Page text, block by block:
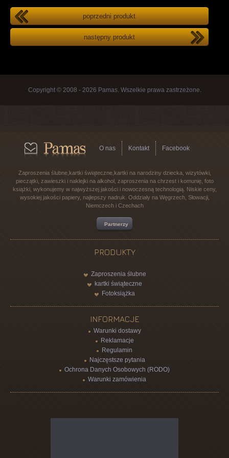
poprzedni produkt
następny produkt
Copyright © 2008 - 2026 Pamas. Wszelkie prawa zastrzeżone.
O nas Kontakt Facebook
Zaproszenia ślubne,kartki świąteczne,kartki na narodziny dziecka, wizytówki,
pieczątki, zawieszki i naklejki na alkohol, zaproszenia na chrzest i komunię, foto
książki, wykonujemy w najwyższej jakości i nowoczesną technologią. Niskie ceny,
wysokiej jakości papiery, najlepszy nadruk. Oddziały na Węgrzech, Słowacji,
Niemczech i Czechach
Partnerzy
PRODUKTY
Zaproszenia ślubne
kartki świąteczne
Fotoksiążka
INFORMACJE
Warunki dostawy
Reklamacje
Regulamin
Najczęstsze pytania
Ochrona Danych Osobowych (RODO)
Warunki zamówienia